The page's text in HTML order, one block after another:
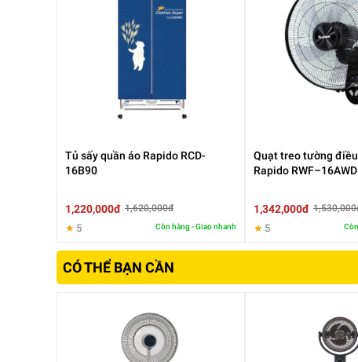
Chế độ hẹn giờ thông minh
Tính năng hẹn giờ 1h-12h giúp quạt tự động tắt
vào ban đêm. Người dùng có thể dễ dàng thiết
hoặc remote.
Động cơ bền bỉ, vận hành êm ái
Tủ sấy quần áo Rapido RCD-
16B90
1,220,000đ 1,620,000đ
★ 5 Còn hàng - Giao nhanh
Quạt treo tường
Rapido RWF–16AWD
1,342,000đ
★ 5
CÓ THỂ BẠN CẦN